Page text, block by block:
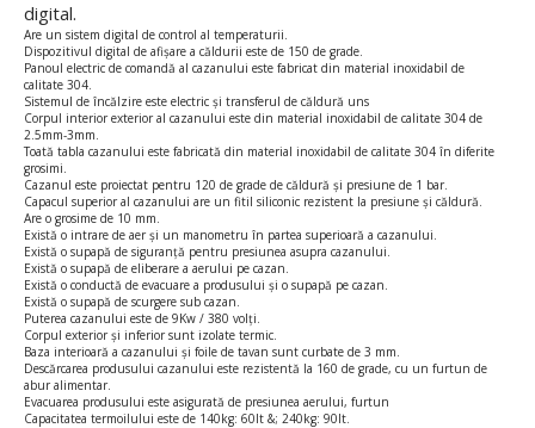
digital.
Are un sistem digital de control al temperaturii.
Dispozitivul digital de afișare a căldurii este de 150 de grade.
Panoul electric de comandă al cazanului este fabricat din material inoxidabil de
calitate 304.
Sistemul de încălzire este electric și transferul de căldură uns
Corpul interior exterior al cazanului este din material inoxidabil de calitate 304 de
2.5mm-3mm.
Toată tabla cazanului este fabricată din material inoxidabil de calitate 304 în diferite
grosimi.
Cazanul este proiectat pentru 120 de grade de căldură și presiune de 1 bar.
Capacul superior al cazanului are un fitil siliconic rezistent la presiune și căldură.
Are o grosime de 10 mm.
Există o intrare de aer și un manometru în partea superioară a cazanului.
Există o supapă de siguranță pentru presiunea asupra cazanului.
Există o supapă de eliberare a aerului pe cazan.
Există o conductă de evacuare a produsului și o supapă pe cazan.
Există o supapă de scurgere sub cazan.
Puterea cazanului este de 9Kw / 380 volți.
Corpul exterior și inferior sunt izolate termic.
Baza interioară a cazanului și foile de tavan sunt curbate de 3 mm.
Descărcarea produsului cazanului este rezistentă la 160 de grade, cu un furtun de
abur alimentar.
Evacuarea produsului este asigurată de presiunea aerului, furtun
Capacitatea termoilului este de 140kg: 60lt &; 240kg: 90lt.